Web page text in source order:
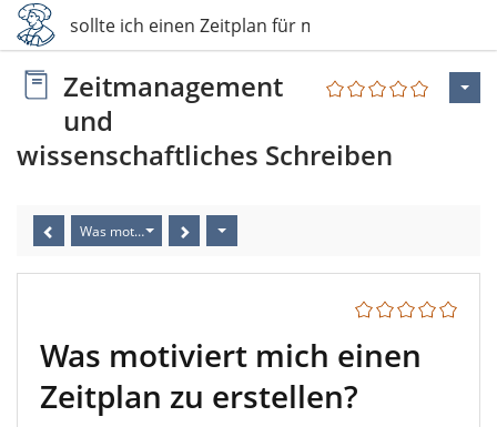
Warum sollte ich einen Zeitplan für mein Schrei…
Zeitmanagement
und
wissenschaftliches Schreiben
Was motiviert mich einen Zeitplan zu erstellen?
Was motiviert mich einen
Zeitplan zu erstellen?